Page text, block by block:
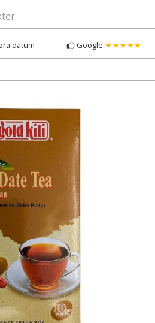
datum Google ★★★★★